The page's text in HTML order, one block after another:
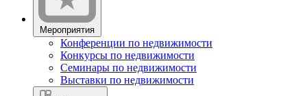
Мероприятия
Конференции по недвижимости
Конкурсы по недвижимости
Семинары по недвижимости
Выставки по недвижимости